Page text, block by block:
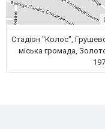
Стадіон "Колос",
міська громада,